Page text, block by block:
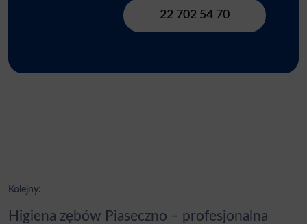
22 702 54 70
Nawigacja
wpisu
Kolejny:
Higiena zębów Piaseczno – profesjonalna